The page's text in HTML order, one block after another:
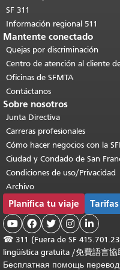
SF 311
Información regional 511
Mantente conectado
Quejas por discriminación
Centro de atención al cliente
Oficinas de SFMTA
Contáctanos
Sobre nosotros
Junta Directiva
Carreras profesionales
Cómo hacer negocios con la
Ciudad y Condado de San
Condiciones de uso/Privacidad
Archivo
Planifica tu viaje Tarifas
    
☎ 311 (Fuera de SF
lingüística gratuita /免費語言協
Бесплатная помощь